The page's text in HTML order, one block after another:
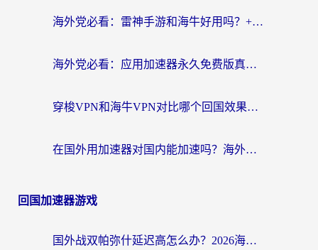
海外党必看：雷神手游和海牛好用吗？+3款热门加速器实测对比，附番茄加速器无缝回国指南
海外党必看：应用加速器永久免费版真的存在吗？教你选对回国加速器无缝刷国内资源
穿梭VPN和海牛VPN对比哪个回国效果更好？海外华人亲测3款热门加速器+避坑指南
在国外用加速器对国内能加速吗？海外党亲测有效的无缝访问指南
回国加速器游戏
国外战双帕弥什延迟高怎么办？2026海外畅玩国服游戏终极指南（附实测工具推荐）